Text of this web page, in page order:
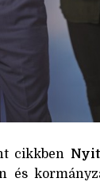
cikkben
és